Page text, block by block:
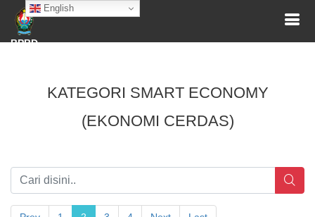
English
BPBD
KATEGORI SMART ECONOMY
(EKONOMI CERDAS)